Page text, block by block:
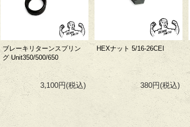
ブレーキリターンスプリン
グ Unit350/500/650
3,100円(税込)
HEXナット 5/16-26CEI
380円(税込)